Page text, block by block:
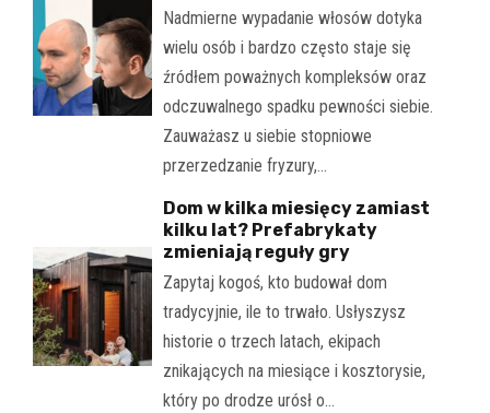
Nadmierne wypadanie włosów dotyka
wielu osób i bardzo często staje się
źródłem poważnych kompleksów oraz
odczuwalnego spadku pewności siebie.
Zauważasz u siebie stopniowe
przerzedzanie fryzury,…
Dom w kilka miesięcy zamiast
kilku lat? Prefabrykaty
zmieniają reguły gry
Zapytaj kogoś, kto budował dom
tradycyjnie, ile to trwało. Usłyszysz
historie o trzech latach, ekipach
znikających na miesiące i kosztorysie,
który po drodze urósł o…